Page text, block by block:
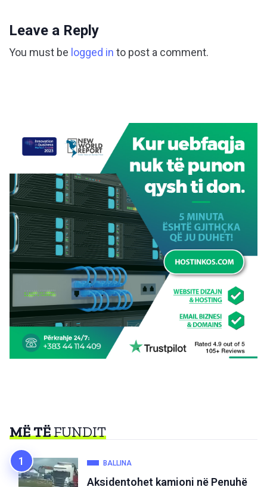
Leave a Reply
You must be logged in to post a comment.
MË TËFUNDIT
BALLINA
Aksidentohet kamioni në Penuhë